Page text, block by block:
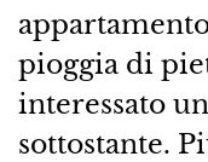
pioggia di
interessato
sottostante.